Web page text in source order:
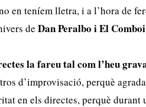
en teníem lletra, i a l’hora de
deDan Peralbo i El Comboi
la fareu tal com l’heu
d’improvisació, perquè
en els directes, perquè